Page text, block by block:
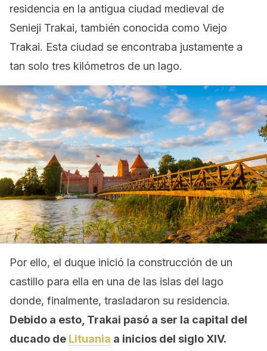
residencia en la antigua ciudad medieval de
Senieji Trakai, también conocida como Viejo
Trakai. Esta ciudad se encontraba justamente a
tan solo tres kilómetros de un lago.
Por ello, el duque inició la construcción de un
castillo para ella en una de las islas del lago
donde, finalmente, trasladaron su residencia.
Debido a esto, Trakai pasó a ser la capital del
ducado de Lituania a inicios del siglo XIV.